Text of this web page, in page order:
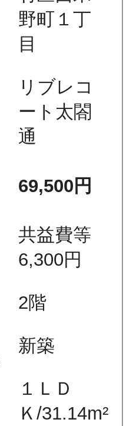
野町１丁
目
リブレコ
ート太閤
通
69,500 円
共益費等
6,300円
2階
新築
１ＬＤ
Ｋ /31.14m²